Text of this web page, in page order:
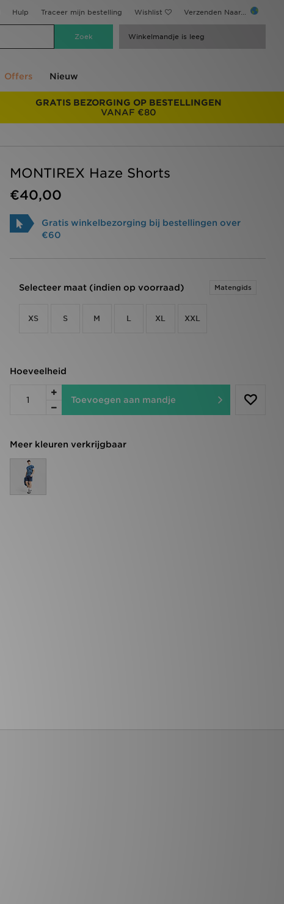
Hulp Traceer mijn bestelling Wishlist Verzenden Naar...
Winkelmandje is leeg
Offers Nieuw
GRATIS BEZORGING OP BESTELLINGEN
VANAF €80
MONTIREX Haze Shorts
€40,00
Gratis winkelbezorging bij bestellingen over
€60
Selecteer maat (indien op voorraad) Matengids
XS S M L XL XXL
Hoeveelheid
Toevoegen aan mandje
Meer kleuren verkrijgbaar